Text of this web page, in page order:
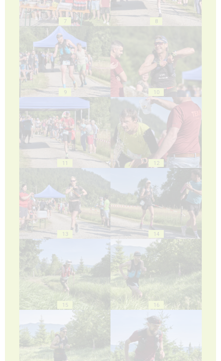
7 8
9 10
11 12
13 14
15 16